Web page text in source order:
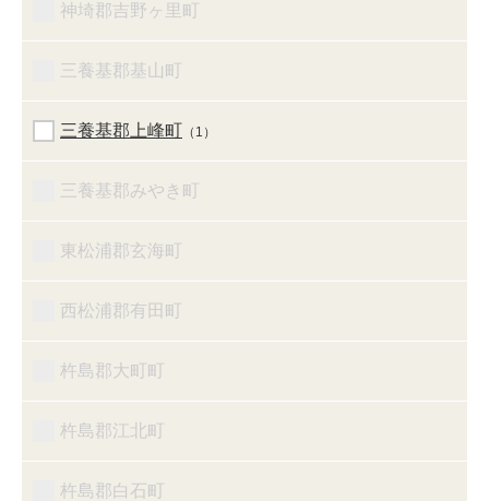
神埼郡吉野ヶ里町
三養基郡基山町
三養基郡上峰町 （1）
三養基郡みやき町
東松浦郡玄海町
西松浦郡有田町
杵島郡大町町
杵島郡江北町
杵島郡白石町